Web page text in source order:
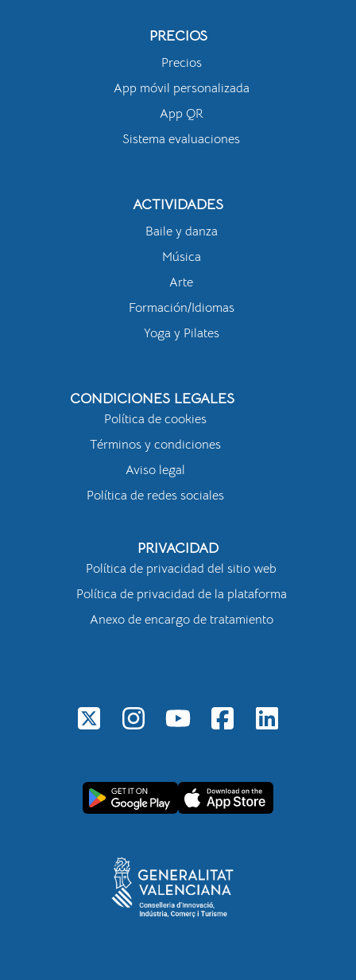
PRECIOS
Precios
App móvil personalizada
App QR
Sistema evaluaciones
ACTIVIDADES
Baile y danza
Música
Arte
Formación/Idiomas
Yoga y Pilates
CONDICIONES LEGALES
Política de cookies
Términos y condiciones
Aviso legal
Política de redes sociales
PRIVACIDAD
Política de privacidad del sitio web
Política de privacidad de la plataforma
Anexo de encargo de tratamiento